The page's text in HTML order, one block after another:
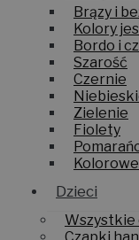
Sortuj
Brązy i
Kolory
Bordo i
Szarość
Czernie
Niebieskie
Zielenie
Fiolety